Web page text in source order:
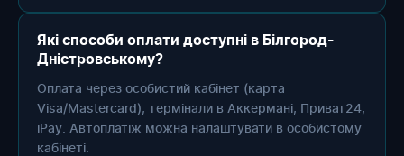
Які способи оплати доступні в Білгород-
Дністровському?
Оплата через особистий кабінет (карта
Visa/Mastercard), термінали в Аккермані, Приват24,
iPay. Автоплатіж можна налаштувати в особистому
кабінеті.